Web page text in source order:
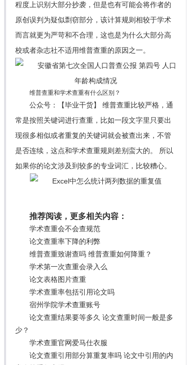
程度上识别大部分抄袭，但是也有可能会将作者的
原创误判为疑似剽窃部分，该计算规则相较于学术
而言就更为严苛和不合理，这也是为什么大部分高
校或者杂志社不适用维普查重的原因之一。
维普查重和学术查重有什么区别？
公众号：【毕业干货】 维普查重比较严格，通
常是按照关键词进行查重，比如一段文字里只要出
现很多相似或者重复的关键词就会被查出来，不管
是否连续，这点和学术查重规则差别蛮大的。 所以
如果你的论文涉及到较多的专业词汇，比较糟心。
推荐阅读，更多相关内容：
学术查重会不会查规范
论文查重率下降的利弊
维普查重致谢查吗 维普查重如何降重？
学术第一次查重会录入么
论文表格图片查重
学术查重率包括引用论文吗
宿州学院学术查重账号
论文查重结果要等多久 论文查重时间一般是多
少？
学术查重官网爱马仕衣服
论文查重引用部分算重复率吗 论文中引用的内